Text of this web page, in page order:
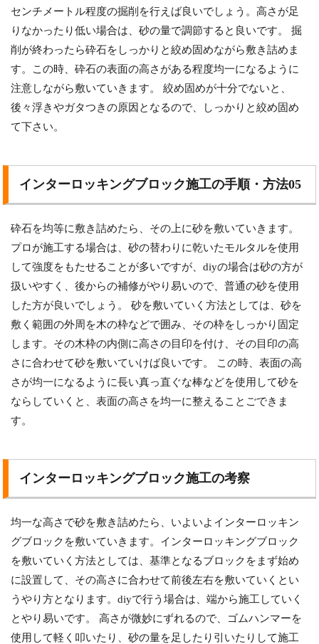
センチメートル程度の掘削を行えば良いでしょう。高さが足
りなかったり低い場合は、砂の量で調節すると良いです。 掘
削が終わったら砕石をしっかりと絞め固めながら敷き詰めま
す。この時、砕石の表面の高さがある程度均一になるように
注意しながら敷いていきます。 絞め固めが十分でないと、
後々浮きやガタつきの原因となるので、しっかりと絞め固め
て下さい。
インターロッキングブロック施工の手順・方法05
砕石を均等に敷き詰めたら、その上に砂を敷いていきます。
プロが施工する場合は、砂の替わりに乾いたモルタルを使用
して強度をもたせることが多いですが、diyの場合は砂の方が
扱いやすく、後からの補修がやり易いので、普通の砂を使用
した方が良いでしょう。 砂を敷いていく方法としては、砂を
敷く範囲の外周を木の枠などで囲み、その枠をしっかり固定
します。その木枠の内側に高さの目印を付け、その目印の高
さに合わせて砂を敷いていけば良いです。 この時、表面の高
さが均一になるように長い真っ直ぐな棒などを使用して砂を
ならしていくと、表面の高さを均一に整えることごできま
す。
インターロッキングブロック施工の考察
均一な高さで砂を敷き詰めたら、いよいよインターロッキン
グブロックを敷いていきます。インターロッキングブロック
を敷いていく方法としては、基準となるブロックをまず始め
に設置して、その高さに合わせて前後左右を敷いていくとい
うやり方となります。diyで行う場合は、端から施工していく
とやり易いです。 高さが微妙にずれるので、ゴムハンマーを
使用して軽く叩いたり、砂の量を足したり引いたりして施工